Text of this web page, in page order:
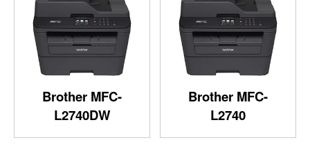
Brother MFC-
L2740
Brother MFC-
L2740DW